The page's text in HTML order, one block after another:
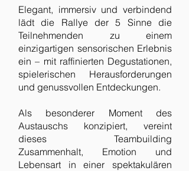
Elegant, immersiv und verbindend
lädt die Rallye der 5 Sinne die
Teilnehmenden zu einem
einzigartigen sensorischen Erlebnis
ein – mit raffinierten Degustationen,
spielerischen Herausforderungen
und genussvollen Entdeckungen.
Als besonderer Moment des
Austauschs konzipiert, vereint
dieses Teambuilding
Zusammenhalt, Emotion und
Lebensart in einer spektakulären